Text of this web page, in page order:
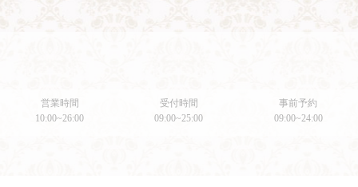
営業時間
10:00~26:00
受付時間
09:00~25:00
事前予約
09:00~24:00